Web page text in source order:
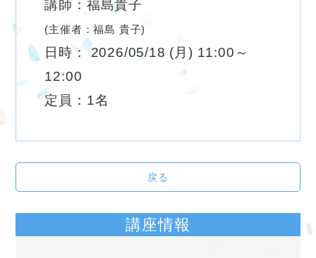
講師：福島貴子
(主催者：福島 貴子)
日時： 2026/05/18 (月) 11:00～
12:00
定員：1名
戻る
講座情報